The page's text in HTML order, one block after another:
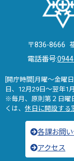
〒836-8666
電話番号:
[開庁時間]月曜～金曜
日、12月29日～翌年1
※毎月、原則第２日曜
くは、 休日に開設する
各課お問い
アクセス